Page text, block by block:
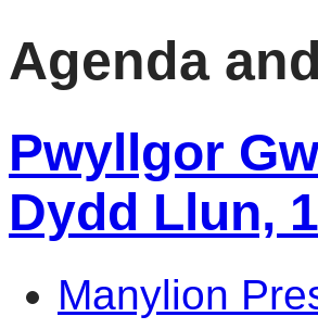
Agenda
Pwyllgor
Dydd Llun,
Manylion